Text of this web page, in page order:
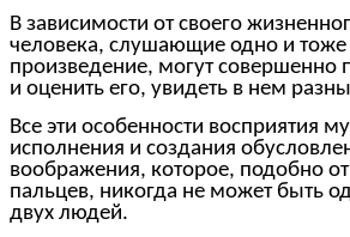
В зависимости от своего
человека, слушающие одно и
произведение, могут совершенно
и оценить его, увидеть в нем
Все эти особенности восприятия
исполнения и создания
воображения, которое, подобно
пальцев, никогда не может быть
двух людей.